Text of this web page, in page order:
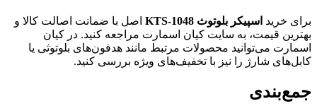
برای خرید اسپیکر بلوتوث KTS-1048
اصل با ضمانت اصالت کالا و
بهترین قیمت، به سایت کیان اسمارت مراجعه کنید. در کیان
اسمارت می‌توانید محصولات مرتبط مانند هدفون‌های بلوتوثی یا
کابل‌های شارژ را نیز با تخفیف‌های ویژه بررسی کنید.
جمع‌بندی